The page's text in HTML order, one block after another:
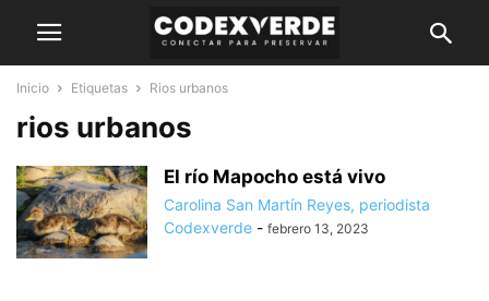
Inicio Etiquetas Rios urbanos
rios urbanos
El río Mapocho está vivo
Carolina San Martín Reyes, periodista
Codexverde - febrero 13, 2023